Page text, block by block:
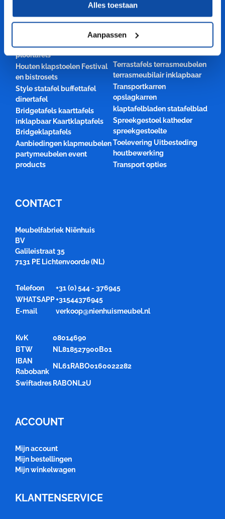
Alles toestaan
Aanpassen
Examentafels tentamentafels
Biertafels en bierbanken
plooitafels
Houten klapstoelen Festival
en bistrosets
Style statafel buffettafel
dinertafel
Bridgetafels kaarttafels
inklapbaar Kaartklaptafels
Bridgeklaptafels
Aanbiedingen klapmeubelen
partymeubelen event
products
klaptafelonderstel
biertafelframes
bierbankframe
Terrastafels terrasmeubelen
terrasmeubilair inklapbaar
Transportkarren
opslagkarren
klaptafelbladen statafelblad
Spreekgestoel katheder
spreekgestoelte
Toelevering Uitbesteding
houtbewerking
Transport opties
CONTACT
Meubelfabriek Niënhuis
BV
Galileistraat 35
7131 PE Lichtenvoorde (NL)
Telefoon
+31 (0) 544 - 376945
WHATSAPP+31544376945
E-mail
verkoop@nienhuismeubel.nl
KvK
08014690
BTW
NL818527900B01
IBAN
Rabobank
NL61RABO0160022282
SwiftadresRABONL2U
ACCOUNT
Mijn account
Mijn bestellingen
Mijn winkelwagen
KLANTENSERVICE